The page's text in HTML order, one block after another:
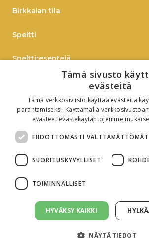
Birkkalan tila
Speltti
Spelttireseptejä
Verkkokauppaan
B2B
Oiva-raportti
Tämä sivusto
evästeitä
Tämä verkkosivusto käyttää evästeitä
parantamiseksi. Käyttämällä
evästeet evästekäytäntöjemme
EHDOTTOMASTI VÄLTTÄMÄTTÖMÄT
SUORITUSKYVYLLISET
TOIMINNALLISET
HYVÄKSY KAIKKI
NÄYTÄ TIEDOT